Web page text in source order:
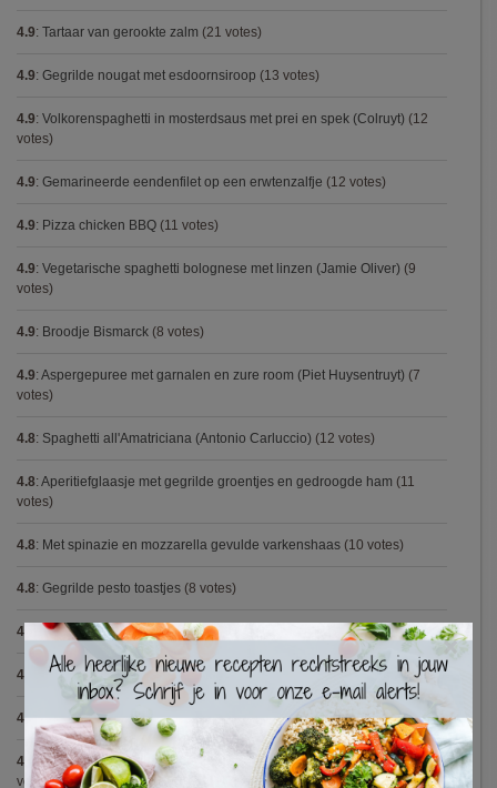
4.9: Tartaar van gerookte zalm (21 votes)
4.9: Gegrilde nougat met esdoornsiroop (13 votes)
4.9: Volkorenspaghetti in mosterdsaus met prei en spek (Colruyt) (12
votes)
4.9: Gemarineerde eendenfilet op een erwtenzalfje (12 votes)
4.9: Pizza chicken BBQ (11 votes)
4.9: Vegetarische spaghetti bolognese met linzen (Jamie Oliver) (9
votes)
4.9: Broodje Bismarck (8 votes)
4.9: Aspergepuree met garnalen en zure room (Piet Huysentruyt) (7
votes)
4.8: Spaghetti all'Amatriciana (Antonio Carluccio) (12 votes)
4.8: Aperitiefglaasje met gegrilde groentjes en gedroogde ham (11
votes)
4.8: Met spinazie en mozzarella gevulde varkenshaas (10 votes)
4.8: Gegrilde pesto toastjes (8 votes)
4.8 Seafood chowder(6 votes)
4.8 Zalmfilet op een bedje van asperges (5 votes)
4.8:Blackwellsaus (5 votes)
4.7:Varkenshaasje met jagersaus en kroketten (Jeroen Meus)(15
votes)
×